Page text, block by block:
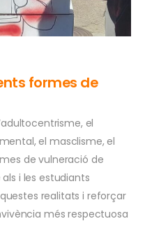
formes de
el
el masclisme, el
de vulneració de
i les estudiants
realitats i reforçar
més respectuosa